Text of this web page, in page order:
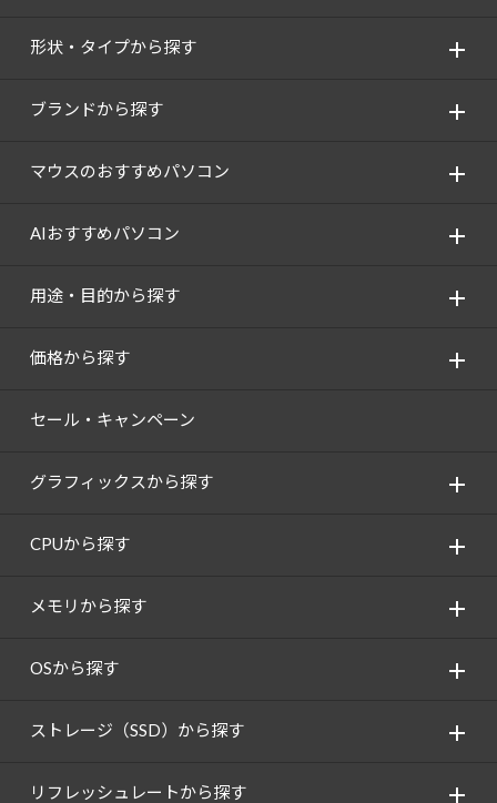
形状・タイプから探す
ブランドから探す
マウスのおすすめパソコン
AIおすすめパソコン
用途・目的から探す
価格から探す
セール・キャンペーン
グラフィックスから探す
CPUから探す
メモリから探す
OSから探す
ストレージ（SSD）から探す
リフレッシュレートから探す